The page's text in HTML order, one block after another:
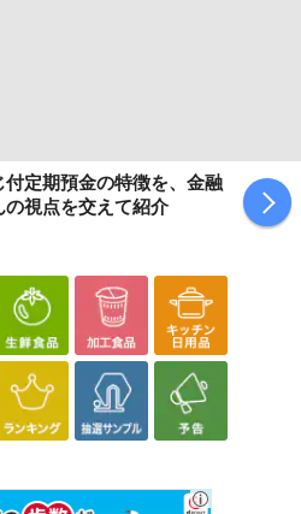
定期預金の特徴を、金融
視点を交えて紹介